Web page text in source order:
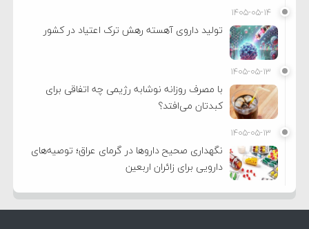
۱۴۰۵-۰۵-۱۴
تولید داروی آهسته رهش ترک اعتیاد در کشور
۱۴۰۵-۰۵-۱۳
با مصرف روزانه نوشابه رژیمی چه اتفاقی برای
کبدتان می‌افتد؟
۱۴۰۵-۰۵-۱۳
نگهداری صحیح داروها در گرمای عراق؛ توصیه‌های
دارویی برای زائران اربعین